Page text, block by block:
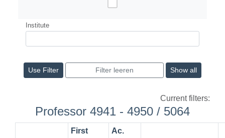
Institute
Show all
Current filters:
Professor 4941 - 4950 / 5064
First
Ac.